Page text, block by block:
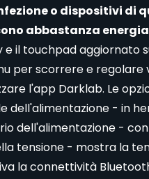
o dispositivi di
abbastanza
il touchpad aggiornato
per scorrere e regolare
l'app Darklab. Le
dell'alimentazione - in
dell'alimentazione -
tensione - mostra la
la connettività